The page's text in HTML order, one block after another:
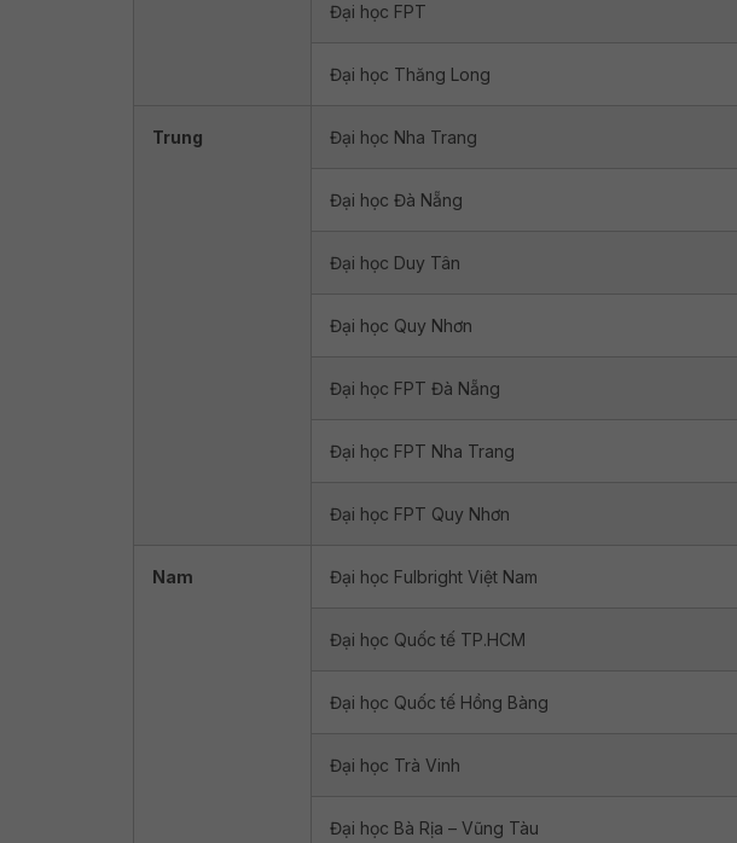
Đại học FPT
Đại học Thăng Long
Trung Đại học Nha Trang
Đại học Đà Nẵng
Đại học Duy Tân
Đại học Quy Nhơn
Đại học FPT Đà Nẵng
Đại học FPT Nha Trang
Đại học FPT Quy Nhơn
Nam Đại học Fulbright Việt Nam
Đại học Quốc tế TP.HCM
Đại học Quốc tế Hồng Bàng
Đại học Trà Vinh
Đại học Bà Rịa – Vũng Tàu